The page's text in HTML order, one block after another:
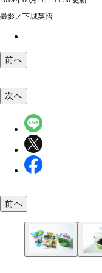
撮影／下城英悟
前へ
次へ
前へ